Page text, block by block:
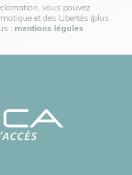
vous pouvez
et des Libertés (plus
: mentions légales